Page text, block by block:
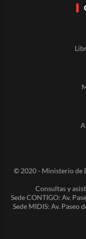
© 2020 - Ministerio de
Consultas y
Sede CONTIGO: Av.
Sede MIDIS: Av. Paseo